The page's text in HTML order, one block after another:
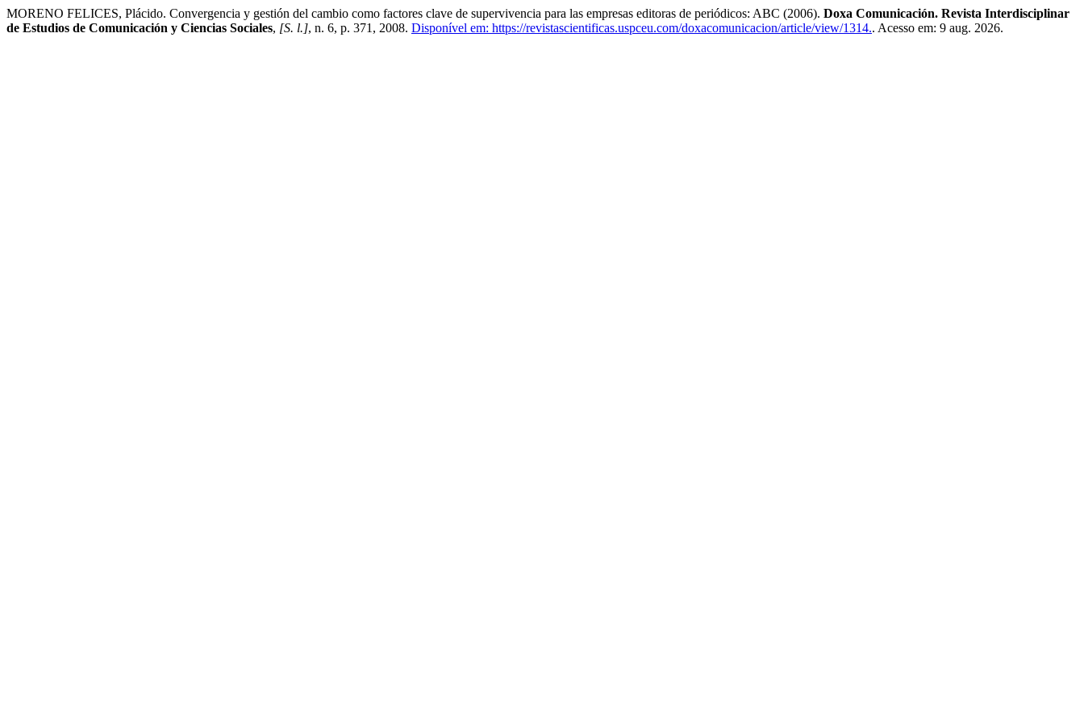
MORENO FELICES, Plácido. Convergencia y gestión del cambio como factores clave de supervivencia para las empresas editoras de periódicos: ABC (2006). Doxa Comunicación. Revista Interdisciplinar
de Estudios de Comunicación y Ciencias Sociales, [S. l.], n. 6, p. 371, 2008. Disponível em: https://revistascientificas.uspceu.com/doxacomunicacion/article/view/1314.. Acesso em: 9 aug. 2026.